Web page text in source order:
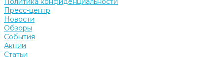
Пресс-центр
Новости
Обзоры
События
Акции
Статьи